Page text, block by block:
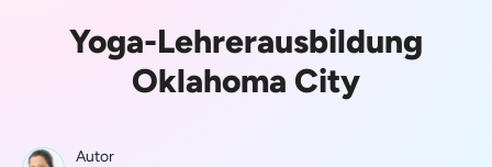
Yoga-Lehrerausbildung
Oklahoma City
Autor